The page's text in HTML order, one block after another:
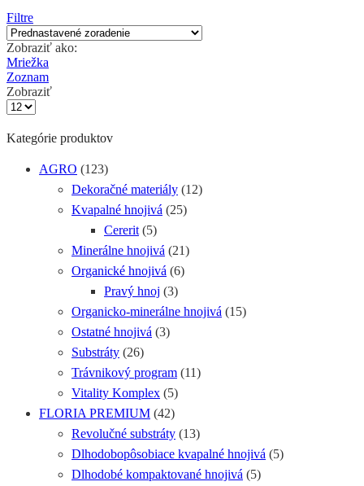
Filtre
Zobraziť ako:
Mriežka
Zoznam
Zobraziť
Počet
na
stránke
Kategórie produktov
AGRO (123)
Dekoračné materiály (12)
Kvapalné hnojivá (25)
Cererit (5)
Minerálne hnojivá (21)
Organické hnojivá (6)
Pravý hnoj (3)
Organicko-minerálne hnojivá (15)
Ostatné hnojivá (3)
Substráty (26)
Trávnikový program (11)
Vitality Komplex (5)
FLORIA PREMIUM (42)
Revolučné substráty (13)
Dlhodobopôsobiace kvapalné hnojivá (5)
Dlhodobé kompaktované hnojivá (5)